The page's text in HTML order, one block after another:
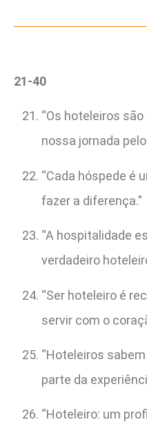
21-40
“Os hoteleiros
nossa jornada pelo
“Cada hóspede é
fazer a diferença.”
“A hospitalidade
verdadeiro
“Ser hoteleiro é
servir com o
“Hoteleiros
parte da
“Hoteleiro: um